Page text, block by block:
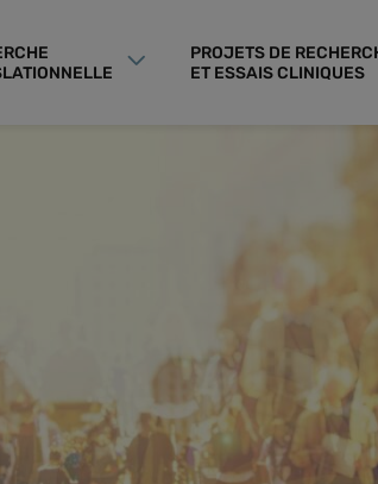
PROJETS DE
ET ESSAIS CLINIQUES